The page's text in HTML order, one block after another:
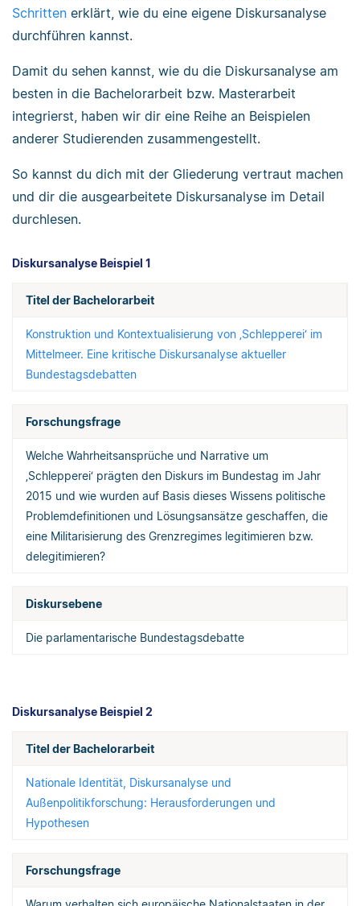
Schritten erklärt, wie du eine eigene Diskursanalyse
durchführen kannst.
Damit du sehen kannst, wie du die Diskursanalyse am
besten in die Bachelorarbeit bzw. Masterarbeit
integrierst, haben wir dir eine Reihe an Beispielen
anderer Studierenden zusammengestellt.
So kannst du dich mit der Gliederung vertraut machen
und dir die ausgearbeitete Diskursanalyse im Detail
durchlesen.
Diskursanalyse Beispiel 1
Titel der Bachelorarbeit
Konstruktion und Kontextualisierung von ‚Schlepperei‘ im
Mittelmeer. Eine kritische Diskursanalyse aktueller
Bundestagsdebatten
Forschungsfrage
Welche Wahrheitsansprüche und Narrative um
‚Schlepperei‘ prägten den Diskurs im Bundestag im Jahr
2015 und wie wurden auf Basis dieses Wissens politische
Problemdefinitionen und Lösungsansätze geschaffen, die
eine Militarisierung des Grenzregimes legitimieren bzw.
delegitimieren?
Diskursebene
Die parlamentarische Bundestagsdebatte
Diskursanalyse Beispiel 2
Titel der Bachelorarbeit
Nationale Identität, Diskursanalyse und
Außenpolitikforschung: Herausforderungen und
Hypothesen
Forschungsfrage